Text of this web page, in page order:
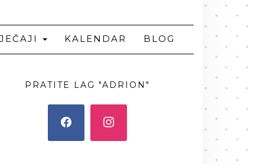
KALENDAR BLOG
PRATITE LAG "ADRION"